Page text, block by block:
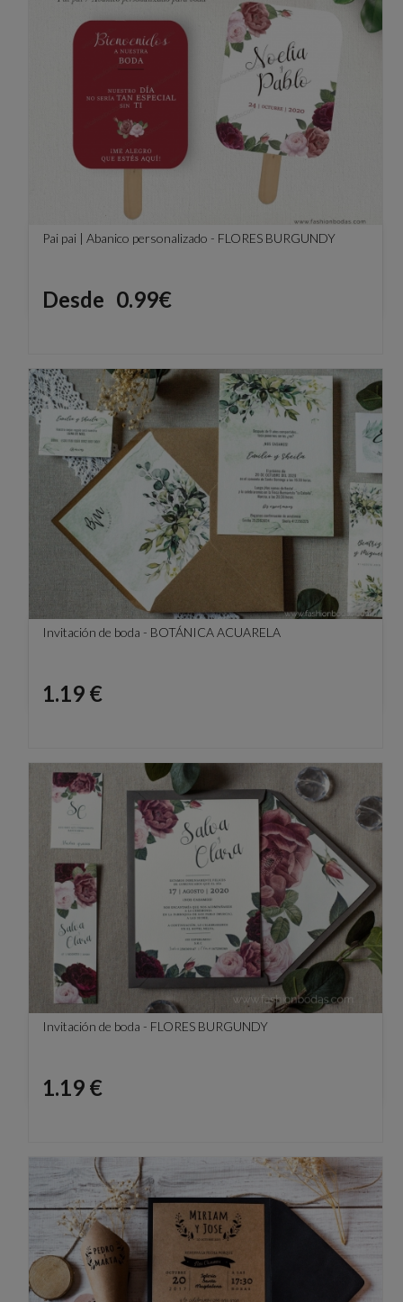
Pai pai | Abanico personalizado - FLORES BURGUNDY
Precio
Desde 0.99€
Invitación de boda - BOTÁNICA ACUARELA
Precio
1.19 €
Invitación de boda - FLORES BURGUNDY
Precio
1.19 €